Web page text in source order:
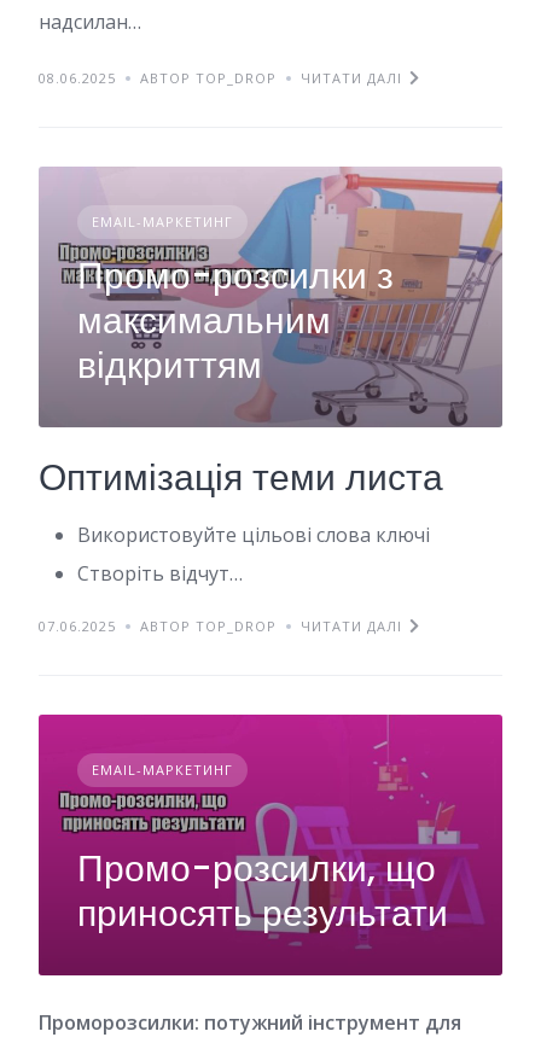
надсилан…
08.06.2025 АВТОР TOP_DROP ЧИТАТИ ДАЛІ
EMAIL-МАРКЕТИНГ
Промо-розсилки з
максимальним
відкриттям
Оптимізація теми листа
Використовуйте цільові слова ключі
Створіть відчут…
07.06.2025 АВТОР TOP_DROP ЧИТАТИ ДАЛІ
EMAIL-МАРКЕТИНГ
Промо-розсилки, що
приносять результати
Проморозсилки: потужний інструмент для